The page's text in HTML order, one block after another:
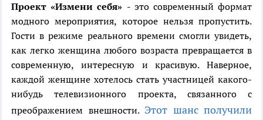
Проект «Измени себя» - это современный формат
модного мероприятия, которое нельзя пропустить.
Гости в режиме реального времени смогли увидеть,
как легко женщина любого возраста превращается в
современную, интересную и красивую. Наверное,
каждой женщине хотелось стать участницей какого-
нибудь телевизионного проекта, связанного с
преображением внешности. Этот шанс получили